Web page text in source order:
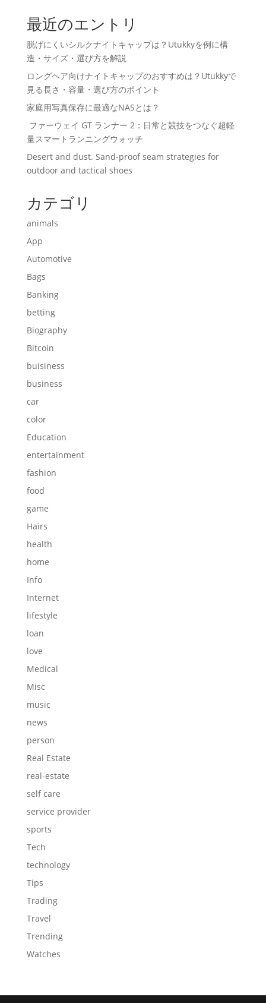
最近のエントリ
脱げにくいシルクナイトキャップは？Utukkyを例に構
造・サイズ・選び方を解説
ロングヘア向けナイトキャップのおすすめは？Utukkyで
見る長さ・容量・選び方のポイント
家庭用写真保存に最適なNASとは？
ファーウェイ GT ランナー 2：日常と競技をつなぐ超軽
量スマートランニングウォッチ
Desert and dust. Sand-proof seam strategies for
outdoor and tactical shoes
カテゴリ
animals
App
Automotive
Bags
Banking
betting
Biography
Bitcoin
buisiness
business
car
color
Education
entertainment
fashion
food
game
Hairs
health
home
Info
Internet
lifestyle
loan
love
Medical
Misc
music
news
person
Real Estate
real-estate
self care
service provider
sports
Tech
technology
Tips
Trading
Travel
Trending
Watches